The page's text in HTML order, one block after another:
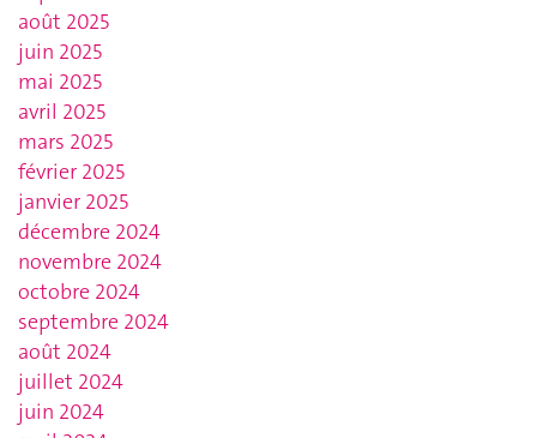
août 2025
juin 2025
mai 2025
avril 2025
mars 2025
février 2025
janvier 2025
décembre 2024
novembre 2024
octobre 2024
septembre 2024
août 2024
juillet 2024
juin 2024